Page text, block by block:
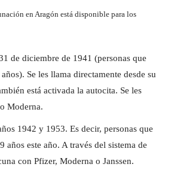
en Aragón está disponible para los
de diciembre de 1941 (personas que
Se les llama directamente desde su
está activada la autocita. Se les
Moderna.
1942 y 1953. Es decir, personas que
años este año. A través del sistema de
con Pfizer, Moderna o Janssen.